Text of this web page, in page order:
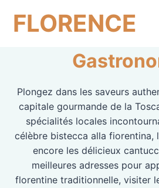
FLORENCE
Plongez dans les saveurs
capitale gourmande de la
spécialités locales
célèbre bistecca alla fiorentina,
encore les délicieux
meilleures adresses pour
florentine traditionnelle, visiter